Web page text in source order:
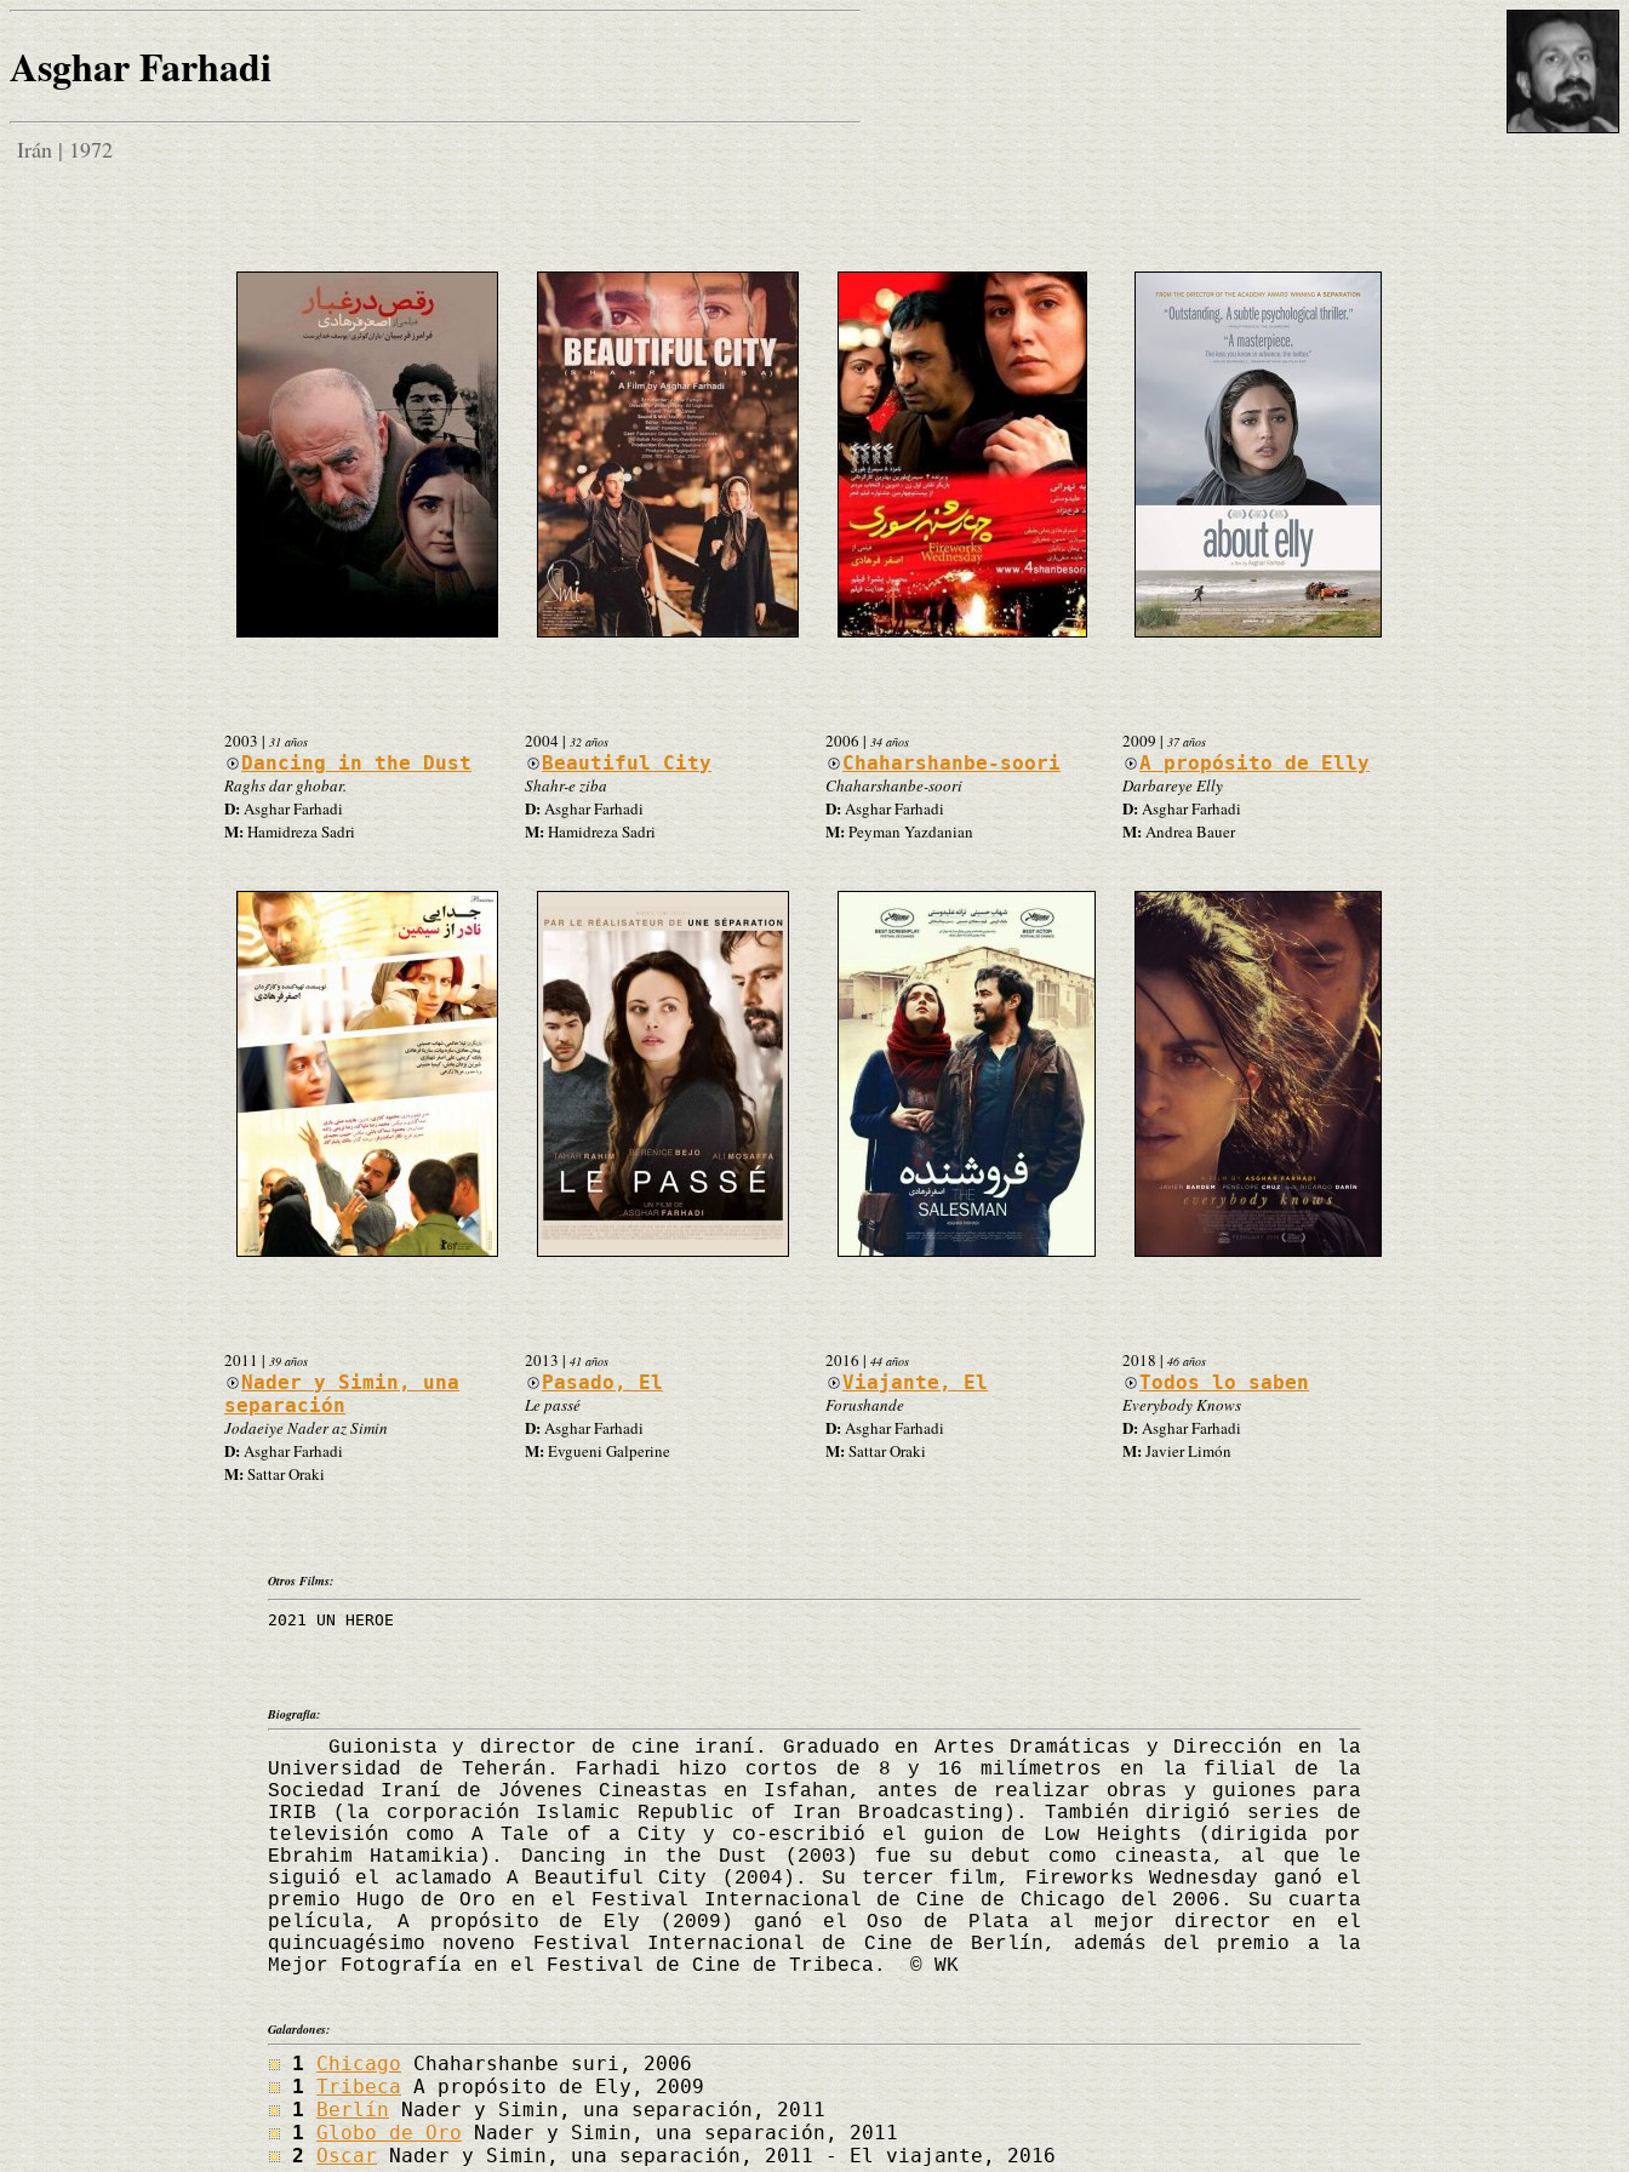
Asghar Farhadi
Irán | 1972
2003 | 31 años
Dancing in the Dust
Raghs dar ghobar.
D:Asghar Farhadi
M:Hamidreza Sadri
2004| 32 años
Beautiful City
Shahr-e ziba
D:Asghar Farhadi
M: Hamidreza Sadri
2006 | 34 años
Chaharshanbe-soori
Chaharshanbe-soori
D:Asghar Farhadi
M:Peyman Yazdanian
2009 | 37 años
A propósito de Elly
Darbareye Elly
D:Asghar Farhadi
M:Andrea Bauer
2011 | 39 años
Nader y Simin, una
separación
Jodaeiye Nader az Simin
D:Asghar Farhadi
M:Sattar Oraki
2013| 41 años
Pasado, El
Le passé
D: Asghar Farhadi
M: Evgueni Galperine
2016 | 44 años
Viajante, El
Forushande
D:Asghar Farhadi
M:Sattar Oraki
2018 | 46 años
Todos lo saben
Everybody Knows
D:Asghar Farhadi
M:Javier Limón
Otros Films:
2021 UN HEROE
Biografía:
Guionista y director de cine iraní. Graduado en Artes Dramáticas y Dirección en la
Universidad de Teherán. Farhadi hizo cortos de 8 y 16 milímetros en la filial de la
Sociedad Iraní de Jóvenes Cineastas en Isfahan, antes de realizar obras y guiones para
IRIB (la corporación Islamic Republic of Iran Broadcasting). También dirigió series de
televisión como A Tale of a City y co-escribió el guion de Low Heights (dirigida por
Ebrahim Hatamikia). Dancing in the Dust (2003) fue su debut como cineasta, al que le
siguió el aclamado A Beautiful City (2004). Su tercer film, Fireworks Wednesday ganó el
premio Hugo de Oro en el Festival Internacional de Cine de Chicago del 2006. Su cuarta
película, A propósito de Ely (2009) ganó el Oso de Plata al mejor director en el
quincuagésimo noveno Festival Internacional de Cine de Berlín, además del premio a la
Mejor Fotografía en el Festival de Cine de Tribeca. © WK
Galardones:
1 Chicago Chaharshanbe suri, 2006
1 Tribeca A propósito de Ely, 2009
1 Berlín Nader y Simin, una separación, 2011
1Globo de Oro Nader y Simin, una separación, 2011
2 OscarNader y Simin, una separación, 2011 - El viajante, 2016